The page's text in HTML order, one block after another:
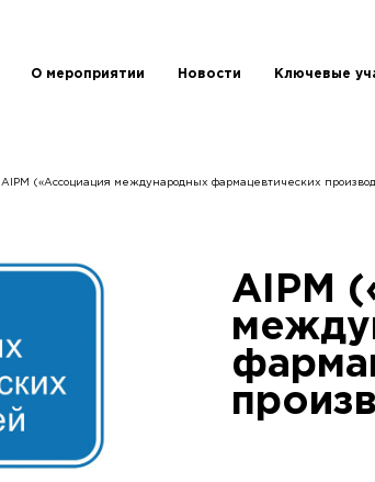
О мероприятии Новости Ключевые
AIPM («Ассоциация международных фармацевтических
AIPM